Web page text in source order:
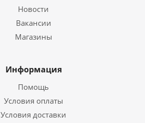
Новости
Вакансии
Магазины
Информация
Помощь
Условия оплаты
Условия доставки